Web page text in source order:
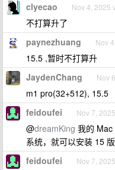
clyecao Nov 4, 2025
不打算升了
paynezhuang Nov
15.5 ,暂时不打算升
JaydenChang Nov
m1 pro(32+512), 15.5
feidoufei Nov 7, 2025
@dreamKing 我的
系统，就可以安装 15
feidoufei Nov 7, 2025